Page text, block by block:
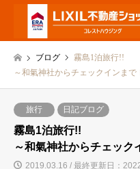
ブログ
霧島1泊旅行!!
～和氣神社からチェックインまで
旅行 日記ブログ
霧島1泊旅行!!
～和氣神社からチェック
2019.03.16 / 最終更新日：